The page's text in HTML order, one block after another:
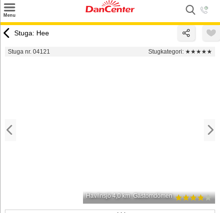
Menu
Tilbud
Stuga: Hee
Stuga nr. 04121 Stugkategori: ★★★★★
Hav/insjö 4,0 km Gästomdömen